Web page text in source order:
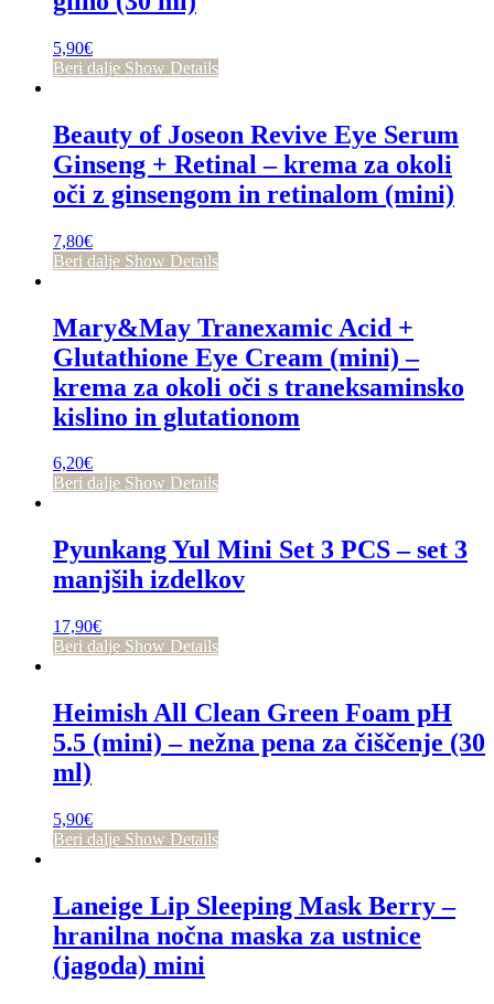
5,90€
Beri dalje Show Details
Beauty of Joseon Revive Eye Serum
Ginseng + Retinal – krema za okoli
oči z ginsengom in retinalom (mini)
7,80€
Beri dalje Show Details
Mary&May Tranexamic Acid +
Glutathione Eye Cream (mini) –
krema za okoli oči s traneksaminsko
kislino in glutationom
6,20€
Beri dalje Show Details
Pyunkang Yul Mini Set 3 PCS – set 3
manjših izdelkov
17,90€
Beri dalje Show Details
Heimish All Clean Green Foam pH
5.5 (mini) – nežna pena za čiščenje (30
ml)
5,90€
Beri dalje Show Details
Laneige Lip Sleeping Mask Berry –
hranilna nočna maska za ustnice
(jagoda) mini